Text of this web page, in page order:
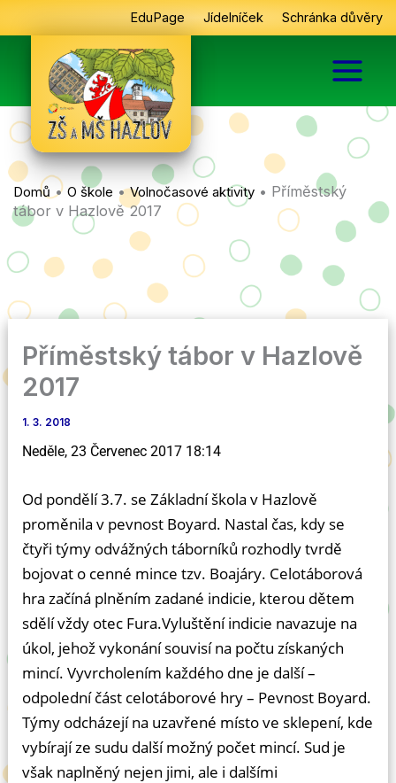
na
EduPage Jídelníček Schránka důvěry
Domů • O škole •Volnočasové aktivity • Příměstský
tábor v Hazlově 2017
Příměstský tábor v Hazlově
2017
1. 3. 2018
Neděle, 23 Červenec 2017 18:14
Od pondělí 3.7. se Základní škola v Hazlově
proměnila v pevnost Boyard. Nastal čas, kdy se
čtyři týmy odvážných táborníků rozhodly tvrdě
bojovat o cenné mince tzv. Boajáry. Celotáborová
hra začíná plněním zadané indicie, kterou dětem
sdělí vždy otec Fura.Vyluštění indicie navazuje na
úkol, jehož vykonání souvisí na počtu získaných
mincí. Vyvrcholením každého dne je další –
odpolední část celotáborové hry – Pevnost Boyard.
Týmy odcházejí na uzavřené místo ve sklepení, kde
vybírají ze sudu další možný počet mincí. Sud je
však naplněný nejen jimi, ale i dalšími